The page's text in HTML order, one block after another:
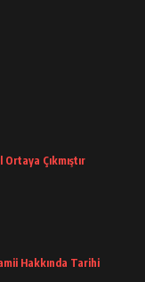
Ortaya Çıkmıştır
Hakkında Tarihi